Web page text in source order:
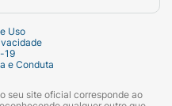
Uso
19
e Conduta
seu site oficial corresponde ao